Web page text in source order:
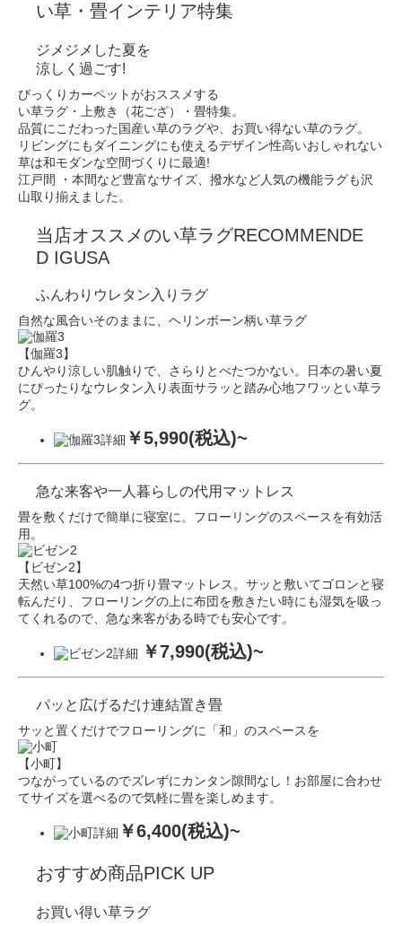
い草・畳インテリア特集
ジメジメした夏を
涼しく過ごす!
びっくりカーペットがおススメする
い草ラグ・上敷き（花ござ）・畳特集。
品質にこだわった国産い草のラグや、お買い得ない草のラグ。
リビングにもダイニングにも使えるデザイン性高いおしゃれない
草は和モダンな空間づくりに最適!
江戸間 ・本間など豊富なサイズ、撥水など人気の機能ラグも沢
山取り揃えました。
当店オススメのい草ラグRECOMMENDE
D IGUSA
ふんわり ウレタン 入りラグ
自然な風合いそのままに、ヘリンボーン柄い草ラグ
【伽羅3】
ひんやり涼しい肌触りで、さらりとべたつかない。日本の暑い夏
にぴったりなウレタン入り表面サラッと踏み心地フワッとい草ラ
グ。
￥5,990(税込)~
急な来客や一人暮らしの代用マットレス
畳を敷くだけで簡単に寝室に。フローリングのスペースを有効活
用。
【ビゼン2】
天然い草100%の4つ折り畳マットレス。サッと敷いてゴロンと寝
転んだり、フローリングの上に布団を敷きたい時にも湿気を吸っ
てくれるので、急な来客がある時でも安心です。
￥7,990(税込)~
パッと 広げるだけ連結置き畳
サッと置くだけでフローリングに「和」のスペースを
【小町】
つながっているのでズレずにカンタン隙間なし！お部屋に合わせ
てサイズを選べるので気軽に畳を楽しめます。
￥6,400(税込)~
おすすめ商品PICK UP
お買い得い草ラグ